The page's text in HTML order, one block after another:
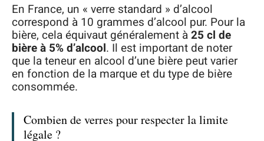
En France, un « verre standard » d’alcool
correspond à 10 grammes d’alcool pur. Pour la
bière, cela équivaut généralement à25 cl de
bière à 5% d’alcool. Il est important de noter
que la teneur en alcool d’une bière peut varier
en fonction de la marque et du type de bière
consommée.
Combien de verres pour respecter la limite
légale ?